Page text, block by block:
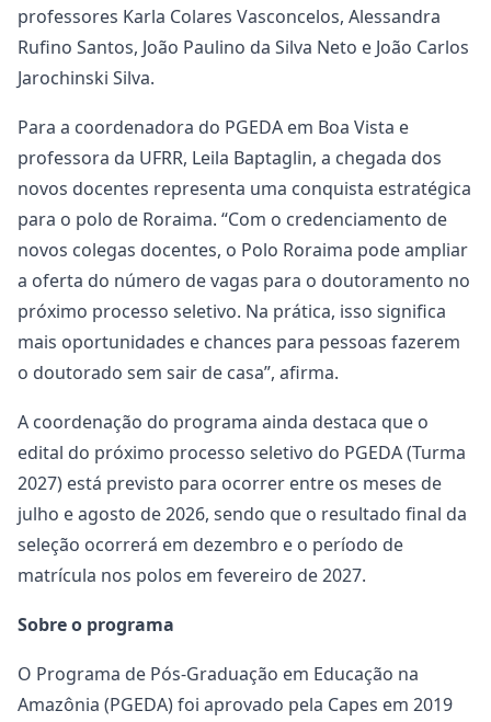
professores Karla Colares Vasconcelos, Alessandra
Rufino Santos, João Paulino da Silva Neto e João Carlos
Jarochinski Silva.
Para a coordenadora do PGEDA em Boa Vista e
professora da UFRR, Leila Baptaglin, a chegada dos
novos docentes representa uma conquista estratégica
para o polo de Roraima. “Com o credenciamento de
novos colegas docentes, o Polo Roraima pode ampliar
a oferta do número de vagas para o doutoramento no
próximo processo seletivo. Na prática, isso significa
mais oportunidades e chances para pessoas fazerem
o doutorado sem sair de casa”, afirma.
A coordenação do programa ainda destaca que o
edital do próximo processo seletivo do PGEDA (Turma
2027) está previsto para ocorrer entre os meses de
julho e agosto de 2026, sendo que o resultado final da
seleção ocorrerá em dezembro e o período de
matrícula nos polos em fevereiro de 2027.
Sobre o programa
O Programa de Pós-Graduação em Educação na
Amazônia (PGEDA) foi aprovado pela Capes em 2019